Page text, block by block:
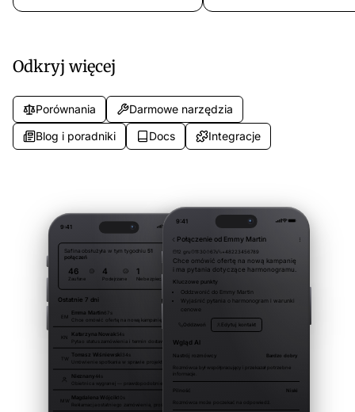
Praktyczne przykłady
Odkryj więcej
Porównania
Darmowe narzędzia
Blog i poradniki
Docs Integracje